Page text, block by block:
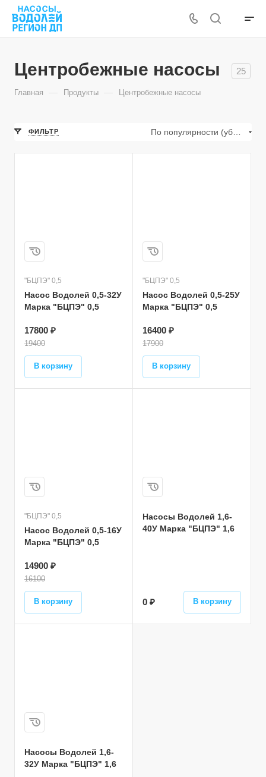
Центробежные насосы 25
Главная — Продукты — Центробежные насосы
ФИЛЬТР
"БЦПЭ" 0,5
Насос Водолей 0,5-32У
Марка "БЦПЭ" 0,5
17800 ₽
19400
В корзину
"БЦПЭ" 0,5
Насос Водолей 0,5-25У
Марка "БЦПЭ" 0,5
16400 ₽
17900
В корзину
"БЦПЭ" 0,5
Насос Водолей 0,5-16У
Марка "БЦПЭ" 0,5
14900 ₽
16100
В корзину
Насосы Водолей 1,6-
40У Марка "БЦПЭ" 1,6
0 ₽ В корзину
Насосы Водолей 1,6-
32У Марка "БЦПЭ" 1,6